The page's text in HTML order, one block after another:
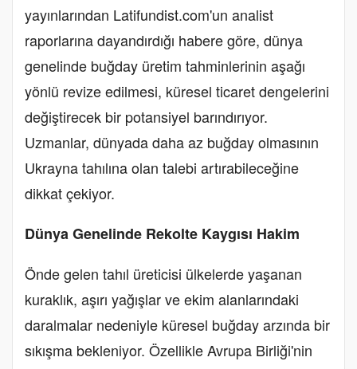
yayınlarından Latifundist.com'un analist
raporlarına dayandırdığı habere göre, dünya
genelinde buğday üretim tahminlerinin aşağı
yönlü revize edilmesi, küresel ticaret dengelerini
değiştirecek bir potansiyel barındırıyor.
Uzmanlar, dünyada daha az buğday olmasının
Ukrayna tahılına olan talebi artırabileceğine
dikkat çekiyor.
Dünya Genelinde Rekolte Kaygısı Hakim
Önde gelen tahıl üreticisi ülkelerde yaşanan
kuraklık, aşırı yağışlar ve ekim alanlarındaki
daralmalar nedeniyle küresel buğday arzında bir
sıkışma bekleniyor. Özellikle Avrupa Birliği'nin